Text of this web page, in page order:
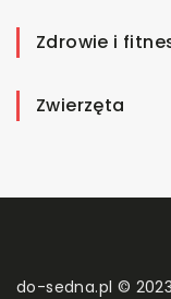
Zdrowie i
Zwierzęta
do-sedna.pl ©